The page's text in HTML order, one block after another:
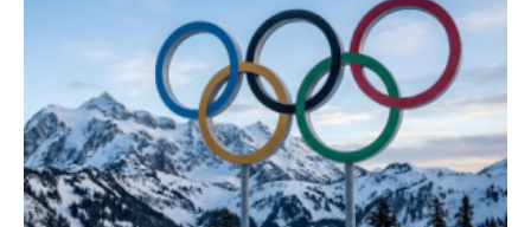
œ...
Paralympiques
2030
:
l’ensemble
des